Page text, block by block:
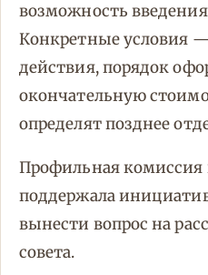
возможность
Конкретные условия
действия, порядок
окончательную
определят позднее
Профильная комиссия
поддержала
вынести вопрос на
совета.